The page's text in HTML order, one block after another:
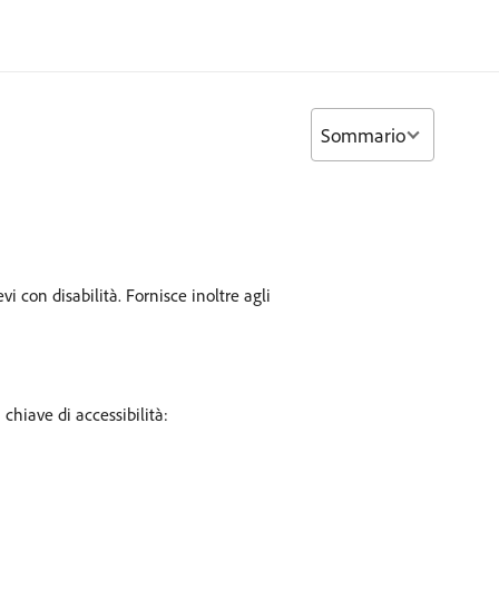
con disabilità. Fornisce inoltre agli
di accessibilità:
Sommario